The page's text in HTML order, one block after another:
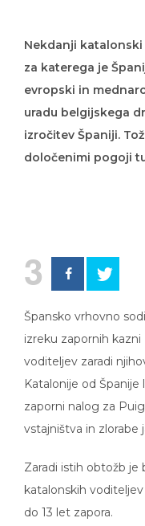
Nekdanji
za katerega je
evropski in
uradu belgijskega
izročitev Španiji.
določenimi pogoji
3
Špansko vrhovno
izreku zapornih
voditeljev zaradi
Katalonije od
zaporni nalog za
vstajništva in zlorabe
Zaradi istih obtožb
katalonskih
do 13 let zapora.